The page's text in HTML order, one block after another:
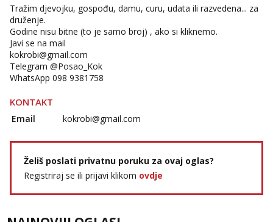
Tel: 064/677-677
- Kod: #123
Čekam tvoj poziv!
Tel:064/677-677
Tražim djevojku, gospođu, damu, curu, udata ili razvedena... za
druženje.
Godine nisu bitne (to je samo broj) , ako si kliknemo.
Javi se na mail
kokrobi@gmail.com
Telegram @Posao_Kok
WhatsApp 098 9381758
KONTAKT
Email kokrobi@gmail.com
Želiš poslati privatnu poruku za ovaj oglas?
Registriraj se ili prijavi klikom ovdje